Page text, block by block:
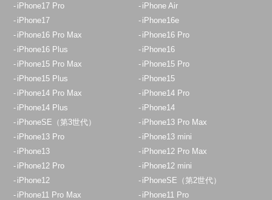
iPhone17 Pro
iPhone Air
iPhone17
iPhone16e
iPhone16 Pro Max
iPhone16 Pro
iPhone16 Plus
iPhone16
iPhone15 Pro Max
iPhone15 Pro
iPhone15 Plus
iPhone15
iPhone14 Pro Max
iPhone14 Pro
iPhone14 Plus
iPhone14
iPhoneSE（第3世代）
iPhone13 Pro Max
iPhone13 Pro
iPhone13 mini
iPhone13
iPhone12 Pro Max
iPhone12 Pro
iPhone12 mini
iPhone12
iPhoneSE（第2世代）
iPhone11 Pro Max
iPhone11 Pro